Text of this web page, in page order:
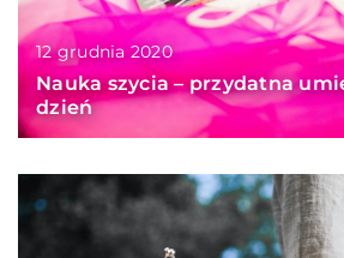
12 grudnia 2020
Nauka szycia – przydatna
dzień